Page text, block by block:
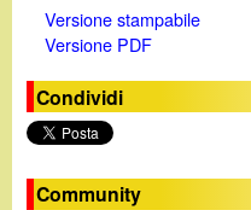
Versione stampabile
Versione PDF
Condividi
Community